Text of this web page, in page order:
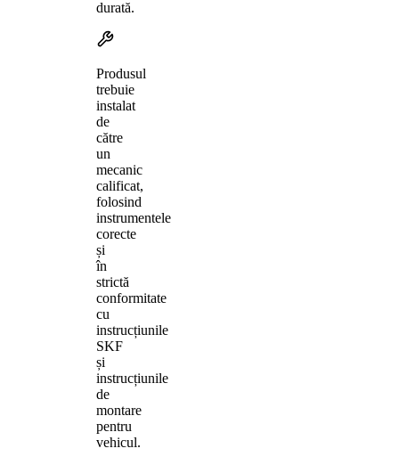
durată.
Produsul
trebuie
instalat
de
către
un
mecanic
calificat,
folosind
instrumentele
corecte
și
în
strictă
conformitate
cu
instrucțiunile
SKF
și
instrucțiunile
de
montare
pentru
vehicul.